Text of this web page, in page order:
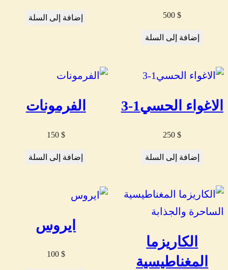
500$
إضافة إلى السلة
إضافة إلى السلة
الاغواء الحسي1-3
250$
إضافة إلى السلة
الفرمونات
150 $
إضافة إلى السلة
الكاريزما
المغناطيسية
ايروس
100 $